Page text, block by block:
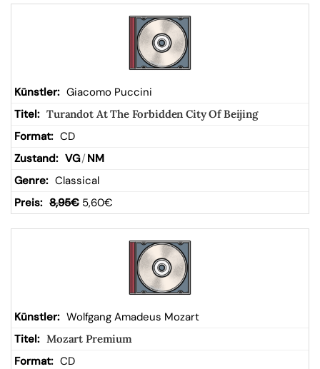
kor
b
Giacomo Puccini
Turandot At The Forbidden City Of Beijing
CD
VG/ NM
Classical
8,95€ 5,60€
Wolfgang Amadeus Mozart
Mozart Premium
CD